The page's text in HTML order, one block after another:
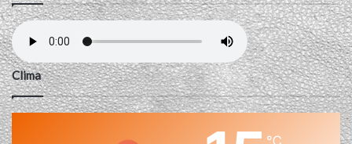
Clima